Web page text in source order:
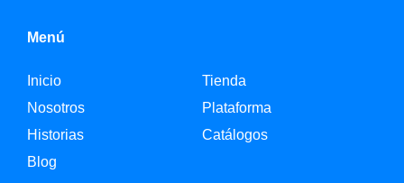
Menú
Inicio
Nosotros
Historias
Blog
Tienda
Plataforma
Catálogos